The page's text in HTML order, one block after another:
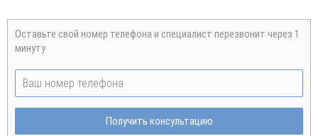
Оставьте свой номер телефона и специалист перезвонит через 1
минуту
Получить консультацию